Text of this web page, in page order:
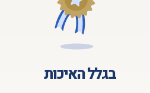
בגלל האיכות